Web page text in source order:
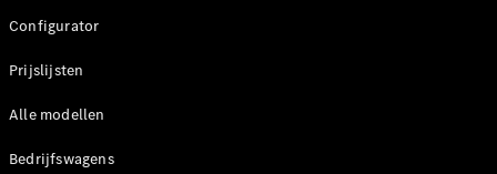
SUV
Maybach
GLA
GLA
Configurator
Prijslijsten
Alle modellen
Bedrijfswagens